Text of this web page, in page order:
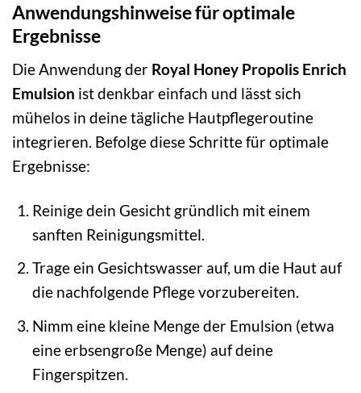
Anwendungshinweise für optimale
Ergebnisse
Die Anwendung der Royal Honey Propolis Enrich
Emulsion ist denkbar einfach und lässt sich
mühelos in deine tägliche Hautpflegeroutine
integrieren. Befolge diese Schritte für optimale
Ergebnisse:
Reinige dein Gesicht gründlich mit einem
sanften Reinigungsmittel.
Trage ein Gesichtswasser auf, um die Haut auf
die nachfolgende Pflege vorzubereiten.
Nimm eine kleine Menge der Emulsion (etwa
eine erbsengroße Menge) auf deine
Fingerspitzen.